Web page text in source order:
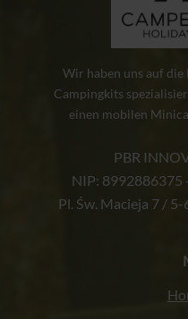
Wir haben uns auf
Campingkits
einen mobilen
PBR
NIP: 8992886375
Pl. Św. Macieja 7 /